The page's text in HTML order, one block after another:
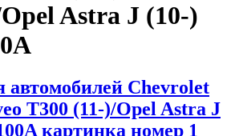
Astra J (10-)
автомобилей Chevrolet
T300 (11-)/Opel Astra J
картинка номер 1